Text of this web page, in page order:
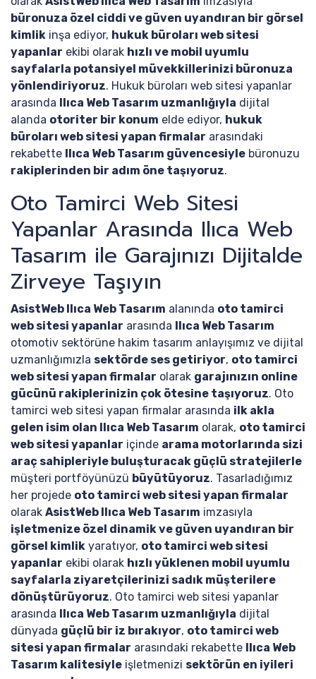
büronuza özel ciddi ve güven uyandıran bir görsel
kimlik inşa ediyor, hukuk büroları web sitesi
yapanlar ekibi olarak hızlı ve mobil uyumlu
sayfalarla potansiyel müvekkillerinizi büronuza
yönlendiriyoruz. Hukuk büroları web sitesi yapanlar
arasında Ilıca Web Tasarım uzmanlığıyla dijital
alanda otoriter bir konum elde ediyor, hukuk
büroları web sitesi yapan firmalar arasındaki
rekabette Ilıca Web Tasarım güvencesiyle büronuzu
rakiplerinden bir adım öne taşıyoruz.
Oto Tamirci Web Sitesi
Yapanlar Arasında Ilıca Web
Tasarım ile Garajınızı Dijitalde
Zirveye Taşıyın
AsistWeb Ilıca Web Tasarım alanında oto tamirci
web sitesi yapanlar arasında Ilıca Web Tasarım
otomotiv sektörüne hakim tasarım anlayışımız ve dijital
uzmanlığımızla sektörde ses getiriyor, oto tamirci
web sitesi yapan firmalar olarak garajınızın online
gücünü rakiplerinizin çok ötesine taşıyoruz. Oto
tamirci web sitesi yapan firmalar arasında ilk akla
gelen isim olan Ilıca Web Tasarım olarak, oto tamirci
web sitesi yapanlar içinde arama motorlarında sizi
araç sahipleriyle buluşturacak güçlü stratejilerle
müşteri portföyünüzü büyütüyoruz. Tasarladığımız
her projede oto tamirci web sitesi yapan firmalar
olarak AsistWeb Ilıca Web Tasarım imzasıyla
işletmenize özel dinamik ve güven uyandıran bir
görsel kimlik yaratıyor, oto tamirci web sitesi
yapanlar ekibi olarak hızlı yüklenen mobil uyumlu
sayfalarla ziyaretçilerinizi sadık müşterilere
dönüştürüyoruz. Oto tamirci web sitesi yapanlar
arasında Ilıca Web Tasarım uzmanlığıyla dijital
dünyada güçlü bir iz bırakıyor, oto tamirci web
sitesi yapan firmalar arasındaki rekabette Ilıca Web
Tasarım kalitesiyle işletmenizi sektörün en iyileri